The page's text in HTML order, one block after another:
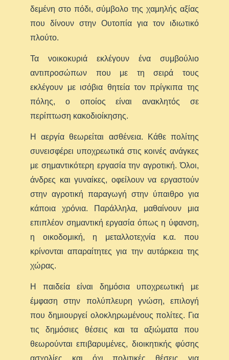
δεμένη στο πόδι, σύμβολο της χαμηλής αξίας
που δίνουν στην Ουτοπία για τον ιδιωτικό
πλούτο.
Τα νοικοκυριά εκλέγουν ένα συμβούλιο
αντιπροσώπων που με τη σειρά τους
εκλέγουν με ισόβια θητεία τον πρίγκιπα της
πόλης, ο οποίος είναι ανακλητός σε
περίπτωση κακοδιοίκησης.
Η αεργία θεωρείται ασθένεια. Κάθε πολίτης
συνεισφέρει υποχρεωτικά στις κοινές ανάγκες
με σημαντικότερη εργασία την αγροτική. Όλοι,
άνδρες και γυναίκες, οφείλουν να εργαστούν
στην αγροτική παραγωγή στην ύπαιθρο για
κάποια χρόνια. Παράλληλα, μαθαίνουν μια
επιπλέον σημαντική εργασία όπως η ύφανση,
η οικοδομική, η μεταλλοτεχνία κ.α. που
κρίνονται απαραίτητες για την αυτάρκεια της
χώρας.
Η παιδεία είναι δημόσια υποχρεωτική με
έμφαση στην πολύπλευρη γνώση, επιλογή
που δημιουργεί ολοκληρωμένους πολίτες. Για
τις δημόσιες θέσεις και τα αξιώματα που
θεωρούνται επιβαρυμένες, διοικητικής φύσης
ασχολίες και όχι πολιτικές θέσεις για